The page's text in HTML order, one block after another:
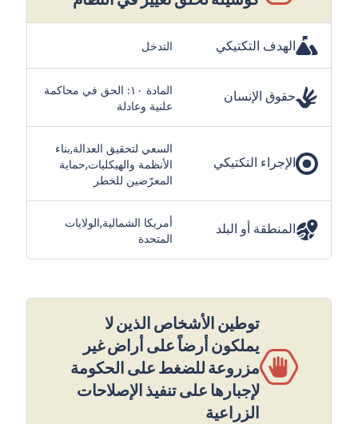
الهدف التكتيكي التدخل
حقوق الإنسان
المادة ١٠: الحق في محاكمة
علنية وعادلة
الإجراء التكتيكي
السعي لتحقيق العدالة,بناء
الأنظمة والهيكليات,حماية
المعرّضين للخطر
المنطقة أو البلد
أمريكا الشمالية,الولايات
المتحدة
توطين الأشخاص الذين لا
يملكون أرضاً على أراض غير
مزروعة للضغط على الحكومة
لإجبارها على تنفيذ الإصلاحات
الزراعية